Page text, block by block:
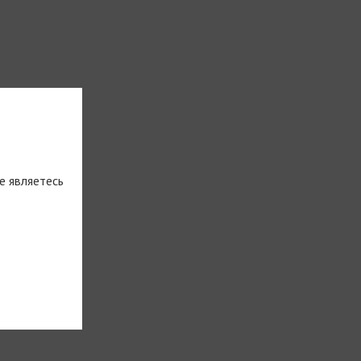
являетесь